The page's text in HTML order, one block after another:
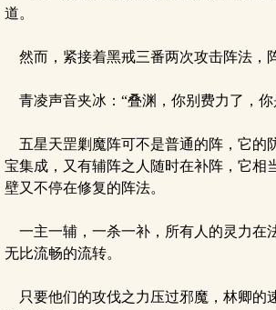
道。
然而，紧接着黑戒三番两次攻击阵法，
青凌声音夹冰：“叠渊，你别费力了，你
五星天罡剿魔阵可不是普通的阵，它的
宝集成，又有辅阵之人随时在补阵，它相
壁又不停在修复的阵法。
一主一辅，一杀一补，所有人的灵力在
无比流畅的流转。
只要他们的攻伐之力压过邪魔，林卿的